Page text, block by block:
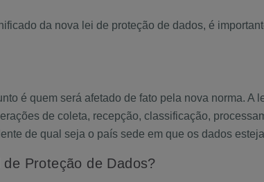
da nova lei de proteção de dados, é
é quem será afetado de fato pela nova norma.
de coleta, recepção, classificação,
de qual seja o país sede em que os dados
Proteção de Dados?